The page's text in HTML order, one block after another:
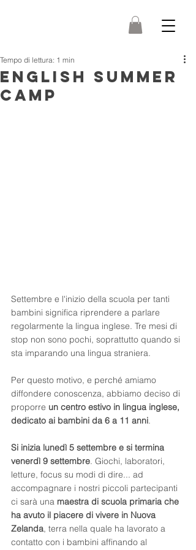
ENGLISH SUMMER
CAMP
Tempo di lettura: 1 min
Settembre e l'inizio della scuola per tanti
bambini significa riprendere a parlare
regolarmente la lingua inglese. Tre mesi di
stop non sono pochi, soprattutto quando si
sta imparando una lingua straniera.
Per questo motivo, e perché amiamo
diffondere conoscenza, abbiamo deciso di
proporre un centro estivo in lingua inglese,
dedicato ai bambini da 6 a 11 anni.
Si inizia lunedì 5 settembre e si termina
venerdì 9 settembre. Giochi, laboratori,
letture, focus su modi di dire... ad
accompagnare i nostri piccoli partecipanti
ci sarà una maestra di scuola primaria che
ha avuto il piacere di vivere in Nuova
Zelanda, terra nella quale ha lavorato a
contatto con i bambini affinando al